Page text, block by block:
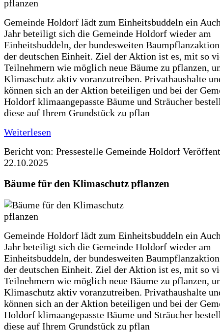
Gemeinde Holdorf lädt zum Einheitsbuddeln ein
Jahr beteiligt sich die Gemeinde Holdorf wieder am
Einheitsbuddeln, der bundesweiten
der deutschen Einheit. Ziel der Aktion ist es, mit so
Teilnehmern wie möglich neue Bäume zu pflanzen,
Klimaschutz aktiv voranzutreiben. Privathaushalte
können sich an der Aktion beteiligen und bei der
Holdorf klimaangepasste Bäume und Sträucher
diese auf Ihrem Grundstück zu pflan
Weiterlesen
Bericht von: Pressestelle Gemeinde Holdorf
22.10.2025
Bäume für den Klimaschutz pflanzen
Gemeinde Holdorf lädt zum Einheitsbuddeln ein
Jahr beteiligt sich die Gemeinde Holdorf wieder am
Einheitsbuddeln, der bundesweiten
der deutschen Einheit. Ziel der Aktion ist es, mit so
Teilnehmern wie möglich neue Bäume zu pflanzen,
Klimaschutz aktiv voranzutreiben. Privathaushalte
können sich an der Aktion beteiligen und bei der
Holdorf klimaangepasste Bäume und Sträucher
diese auf Ihrem Grundstück zu pflan